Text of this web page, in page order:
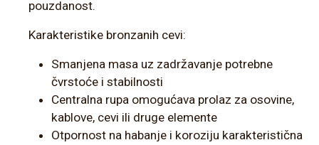
pouzdanost.
Karakteristike bronzanih cevi:
Smanjena masa uz zadržavanje potrebne
čvrstoće i stabilnosti
Centralna rupa omogućava prolaz za osovine,
kablove, cevi ili druge elemente
Otpornost na habanje i koroziju karakteristična